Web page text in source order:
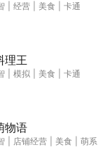
经营 美食
卡通
理王
模拟 美食
卡通
物语
店铺经营 美食
萌系